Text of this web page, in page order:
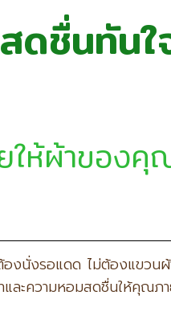
ดชื่นทันใ
ให้ผ้าของ
นั่งรอแดด ไม่ต้องแขวนผ้
ละความหอมสดชื่นให้คุณภา